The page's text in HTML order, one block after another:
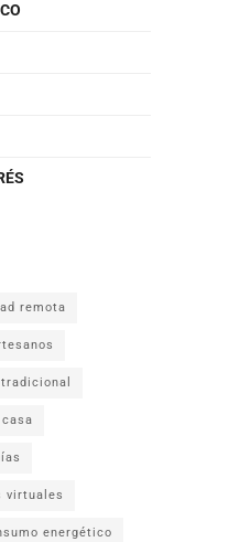
remota
virtuales
energético